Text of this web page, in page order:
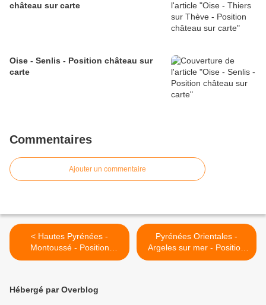
château sur carte
Oise - Senlis - Position château sur
carte
Commentaires
Ajouter un commentaire
< Hautes Pyrénées -
Montoussé - Position
château sur carte
Pyrénées Orientales -
Argeles sur mer - Position
château Pujols sur carte >
Hébergé par Overblog